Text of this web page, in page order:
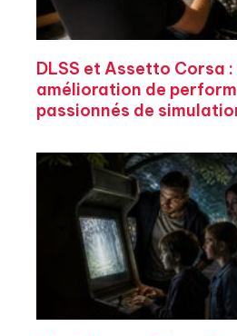
DLSS et Assetto Corsa
amélioration de
passionnés de